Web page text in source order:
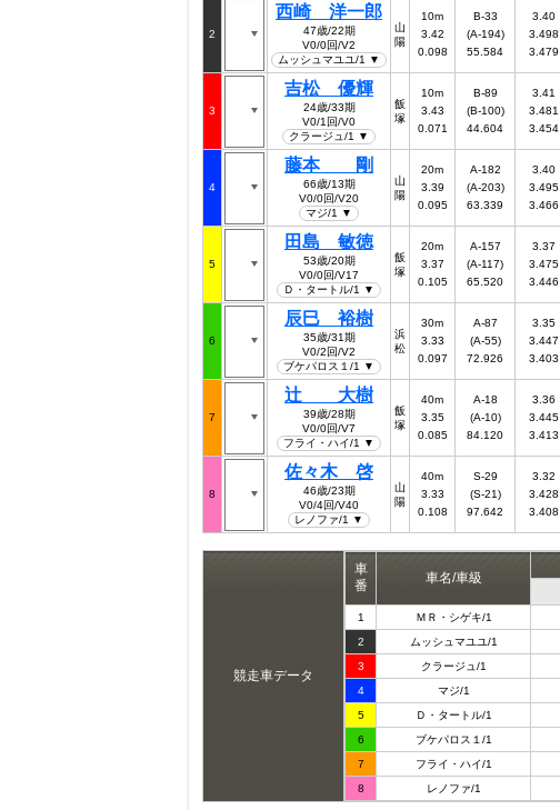
2
西崎 洋一郎
47歳/22期
V0/0回/V2
ムッシュマユユ/1 ▼
山
陽
10m
3.42
0.098
B-33
(A-194)
55.584
3.40
3.498
3.479
3
吉松 優輝
24歳/33期
V0/1回/V0
クラージュ/1 ▼
飯
塚
10m
3.43
0.071
B-89
(B-100)
44.604
3.41
3.481
3.454
4
藤本 剛
66歳/13期
V0/0回/V20
マジ/1 ▼
山
陽
20m
3.39
0.095
A-182
(A-203)
63.339
3.40
3.495
3.466
5
田島 敏徳
53歳/20期
V0/0回/V17
Ｄ・タートル/1 ▼
飯
塚
20m
3.37
0.105
A-157
(A-117)
65.520
3.37
3.475
3.446
6
辰巳 裕樹
35歳/31期
V0/2回/V2
ブケパロス１/1 ▼
浜
松
30m
3.33
0.097
A-87
(A-55)
72.926
3.35
3.447
3.403
7
辻 大樹
39歳/28期
V0/0回/V7
フライ・ハイ/1 ▼
飯
塚
40m
3.35
0.085
A-18
(A-10)
84.120
3.36
3.445
3.413
8
佐々木 啓
46歳/23期
V0/4回/V40
レノファ/1 ▼
山
陽
40m
3.33
0.108
S-29
(S-21)
97.642
3.32
3.428
3.408
競走車データ
車
番
車名/車級
1 ＭＲ・シゲキ/1
2
ムッシュマユユ/1
3
クラージュ/1
4
マジ/1
5
Ｄ・タートル/1
6
ブケパロス１/1
7
フライ・ハイ/1
8
レノファ/1